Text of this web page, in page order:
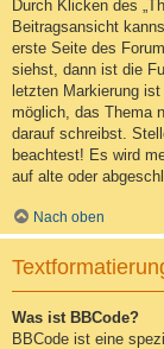
Durch Klicken des
Beitragsansicht
erste Seite des
siehst, dann ist die
letzten Markierung
möglich, das Thema
darauf schreibst.
beachtest! Es wird
auf alte oder
Nach oben
Was ist BBCode?
BBCode ist eine